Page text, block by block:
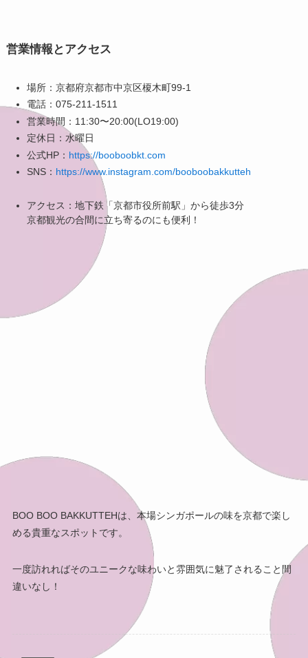
営業情報とアクセス
場所：京都府京都市中京区榎木町99-1
電話：075-211-1511
営業時間：11:30〜20:00(LO19:00)
定休日：水曜日
公式HP： https://booboobkt.com
SNS： https://www.instagram.com/booboobakkutteh
アクセス：地下鉄「京都市役所前駅」から徒歩3分
京都観光の合間に立ち寄るのにも便利！
BOO BOO BAKKUTTEHは、本場シンガポールの味を京都で楽し
める貴重なスポットです。
一度訪れればそのユニークな味わいと雰囲気に魅了されること間
違いなし！